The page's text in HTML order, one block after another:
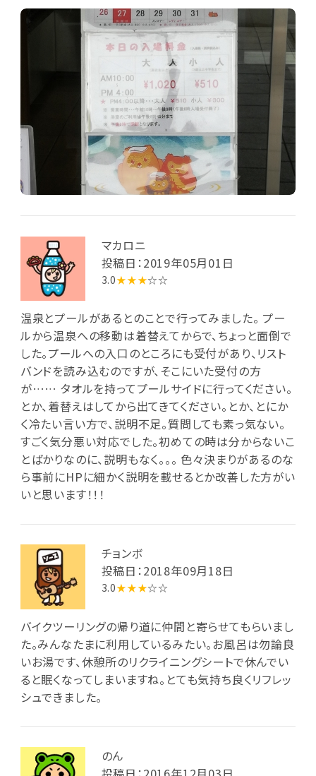
マカロニ
投稿日：2019年05月01日
3.0★★★☆☆
温泉とプールがあるとのことで行ってみました。 プー
ルから温泉への移動は着替えてからで、ちょっと面倒で
した。プールへの入口のところにも受付があり、リスト
バンドを読み込むのですが、そこにいた受付の方
が…… タオルを持ってプールサイドに行ってください。
とか、着替えはしてから出てきてください。とか、とにか
く冷たい言い方で、説明不足。質問しても素っ気ない。
すごく気分悪い対応でした。初めての時は分からないこ
とばかりなのに、説明もなく。。。 色々決まりがあるのな
ら事前にHPに細かく説明を載せるとか改善した方がい
いと思います！！！
チョンボ
投稿日：2018年09月18日
3.0★★★☆☆
バイクツーリングの帰り道に仲間と寄らせてもらいまし
た。みんなたまに利用しているみたい。お風呂は勿論良
いお湯です、休憩所のリクライニングシートで休んでい
ると眠くなってしまいますね。とても気持ち良くリフレッ
シュできました。
のん